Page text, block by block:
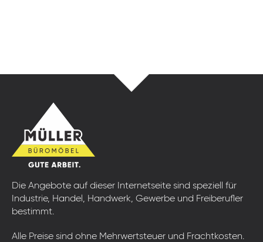
Die Angebote auf dieser Internetseite sind speziell für
Industrie, Handel, Handwerk, Gewerbe und Freiberufler
bestimmt.
Alle Preise sind ohne Mehrwertsteuer und Frachtkosten.